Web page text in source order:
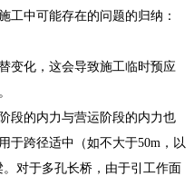
工中可能存在的问题的归纳：
化，这会导致施工临时预应
的内力与营运阶段的内力也
于跨径适中（如不大于50m，以
对于多孔长桥，由于引工作面